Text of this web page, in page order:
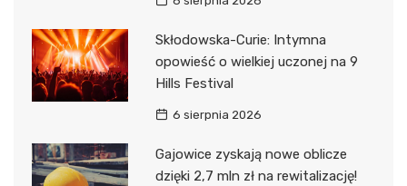
Skłodowska-Curie: Intymna
opowieść o wielkiej uczonej na 9
Hills Festival
6 sierpnia 2026
Gajowice zyskają nowe oblicze
dzięki 2,7 mln zł na rewitalizację!